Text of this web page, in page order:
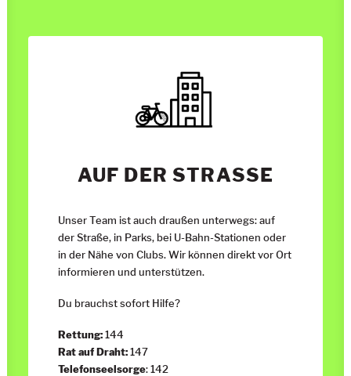
AUF DER STRASSE
Unser Team ist auch draußen unterwegs: auf
der Straße, in Parks, bei U-Bahn-Stationen oder
in der Nähe von Clubs. Wir können direkt vor Ort
informieren und unterstützen.
Du brauchst sofort Hilfe?
Rettung:144
Rat auf Draht:147
Telefonseelsorge: 142